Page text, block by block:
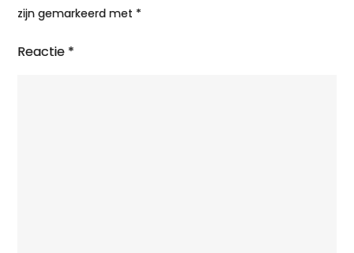
zijn gemarkeerd met *
Reactie *